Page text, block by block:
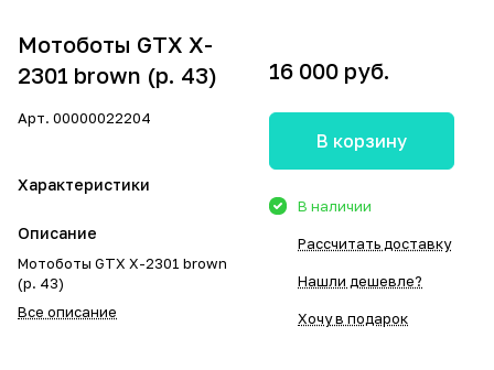
Мотоботы GTX X-
2301 brown (р. 43)
Арт. 00000022204
Характеристики
Описание
Мотоботы GTX X-2301 brown
(р. 43)
Все описание
16 000 руб.
В корзину
В наличии
Рассчитать доставку
Нашли дешевле?
Хочу в подарок